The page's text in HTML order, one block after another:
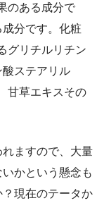
のある成分で
分です。化粧
グリチルリチン
ステアリル
甘草エキスその
ますので、大量
かという懸念も
現在のテータか